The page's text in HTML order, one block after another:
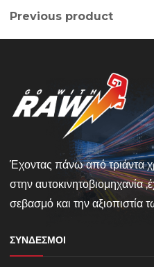
Previous product
Έχοντας πάνω από τριάντα
στην αυτοκινητοβιομηχανία
σεβασμό και την αξιοπιστία
ΣΎΝΔΕΣΜΟΙ